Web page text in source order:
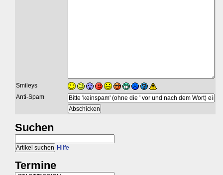
Smileys
Anti-Spam
Suchen
Hilfe
Termine